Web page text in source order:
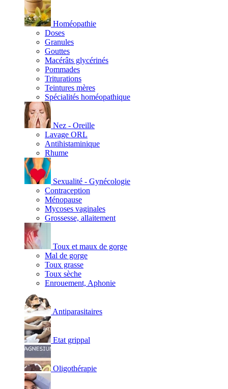
Homéopathie
Doses
Granules
Gouttes
Macérâts glycérinés
Pommades
Triturations
Teintures mères
Spécialités homéopathique
Nez - Oreille
Lavage ORL
Antihistaminique
Rhume
Sexualité - Gynécologie
Contraception
Ménopause
Mycoses vaginales
Grossesse, allaitement
Toux et maux de gorge
Mal de gorge
Toux grasse
Toux sèche
Enrouement, Aphonie
Antiparasitaires
Etat grippal
Oligothérapie